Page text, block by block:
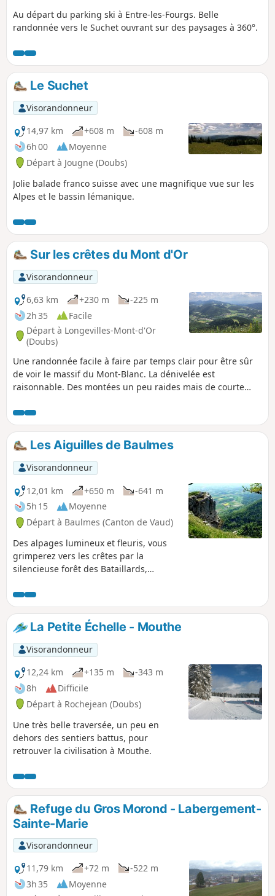
Au départ du parking ski à Entre-les-Fourgs. Belle
randonnée vers le Suchet ouvrant sur des paysages à 360°.
Le Suchet
Visorandonneur
14,97 km
+608 m
-608 m
6h 00
Moyenne
Départ à Jougne (Doubs)
Jolie balade franco suisse avec une magnifique vue sur les
Alpes et le bassin lémanique.
Sur les crêtes du Mont d'Or
Visorandonneur
6,63 km
+230 m
-225 m
2h 35
Facile
Départ à Longevilles-Mont-d'Or
(Doubs)
Une randonnée facile à faire par temps clair pour être sûr
de voir le massif du Mont-Blanc. La dénivelée est
raisonnable. Des montées un peu raides mais de courte
d'admirer le paysage depuis le Mont d'Or. Attention, on
peut être amené à traverser des prés où des vaches
paissent en liberté.
Les Aiguilles de Baulmes
Visorandonneur
12,01 km
+650 m
-641 m
5h 15
Moyenne
Départ à Baulmes (Canton de Vaud)
Des alpages lumineux et fleuris, vous
grimperez vers les crêtes par la
silencieuse forêt des Bataillards,
abruptes, première pente du Jura,
découpées en aiguilles qui vous
offriront des vues sur les Alpes, le Mont
Blanc, le Léman et le lac de Neuchâtel.
De l’autre côté, le panorama s’étend de
La Dôle jusqu’au Chasseral, en passant
par le Suchet et la Dent de Vaulion.
La Petite Échelle - Mouthe
Visorandonneur
12,24 km
+135 m
-343 m
8h
Difficile
Départ à Rochejean (Doubs)
Une très belle traversée, un peu en
dehors des sentiers battus, pour
retrouver la civilisation à Mouthe.
Refuge du Gros Morond - Labergement-
Sainte-Marie
Visorandonneur
11,79 km
+72 m
-522 m
3h 35
Moyenne